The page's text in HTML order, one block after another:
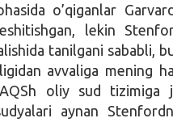
o’qiganlar
lekin
tanilgani sababli,
avvaliga mening
oliy sud tizimiga
aynan